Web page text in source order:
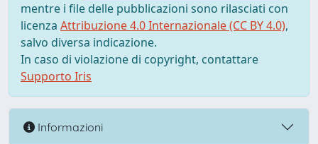
mentre i file delle pubblicazioni sono rilasciati con
licenza Attribuzione 4.0 Internazionale (CC BY 4.0),
salvo diversa indicazione.
In caso di violazione di copyright, contattare
Supporto Iris
Informazioni